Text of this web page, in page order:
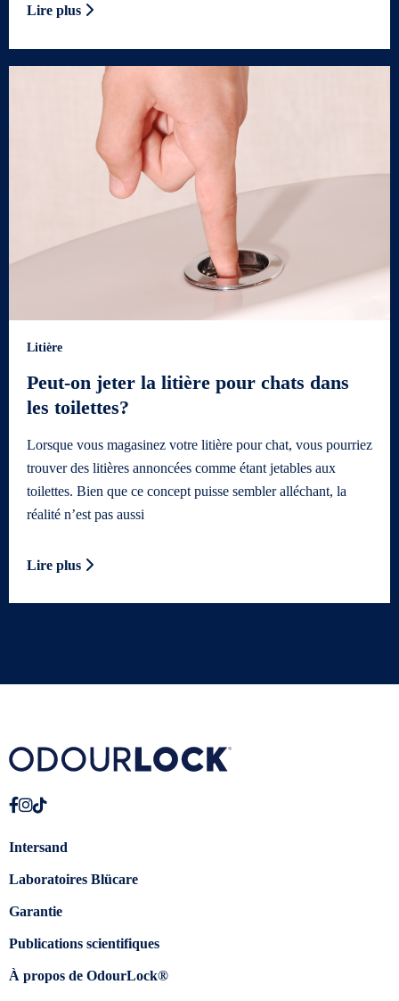
Lire plus
Litière
Peut-on jeter la litière pour chats dans
les toilettes?
Lorsque vous magasinez votre litière pour chat, vous pourriez
trouver des litières annoncées comme étant jetables aux
toilettes. Bien que ce concept puisse sembler alléchant, la
réalité n’est pas aussi
Lire plus
Intersand
Laboratoires Blücare
Garantie
Publications scientifiques
À propos de OdourLock®